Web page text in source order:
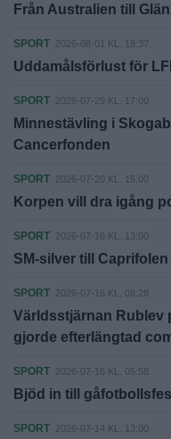
Från Australien till
SPORT 2026-08-01 KL. 19:37
Uddamålsförlust för
SPORT 2026-07-29 KL. 17:00
Minnestävling i
Cancerfonden
SPORT 2026-07-20 KL. 15:00
Korpen vill dra igång
SPORT 2026-07-16 KL. 13:00
SM-silver till
SPORT 2026-07-16 KL. 08:28
Världsstjärnan Rublev
gjorde efterlängtad
SPORT 2026-07-16 KL. 05:58
Bjöd in till
SPORT 2026-07-14 KL. 13:00